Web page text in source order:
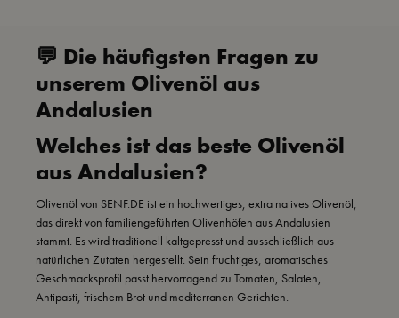
💬 Die häufigsten Fragen zu
unserem Olivenöl aus
Andalusien
Welches ist das beste Olivenöl
aus Andalusien?
Olivenöl von SENF.DE ist ein hochwertiges, extra natives Olivenöl,
das direkt von familiengeführten Olivenhöfen aus Andalusien
stammt. Es wird traditionell kaltgepresst und ausschließlich aus
natürlichen Zutaten hergestellt. Sein fruchtiges, aromatisches
Geschmacksprofil passt hervorragend zu Tomaten, Salaten,
Antipasti, frischem Brot und mediterranen Gerichten.